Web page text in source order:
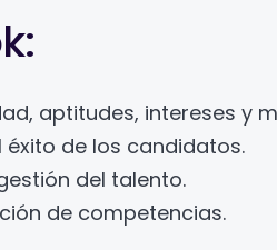
aptitudes, intereses y
de los candidatos.
del talento.
de competencias.